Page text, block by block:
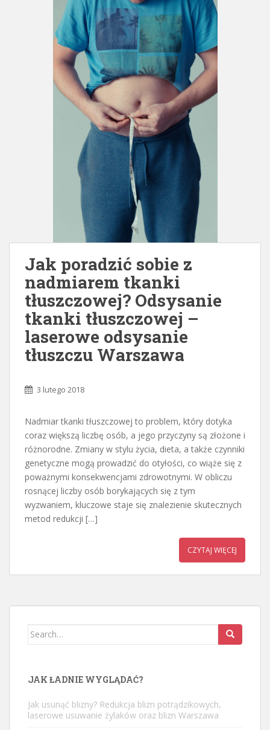
Jak poradzić sobie z
nadmiarem tkanki
tłuszczowej? Odsysanie
tkanki tłuszczowej –
laserowe odsysanie
tłuszczu Warszawa
3 lutego 2018
Nadmiar tkanki tłuszczowej to problem, który dotyka
coraz większą liczbę osób, a jego przyczyny są złożone i
różnorodne. Zmiany w stylu życia, dieta, a także czynniki
genetyczne mogą prowadzić do otyłości, co wiąże się z
poważnymi konsekwencjami zdrowotnymi. W obliczu
rosnącej liczby osób borykających się z tym
wyzwaniem, kluczowe staje się znalezienie skutecznych
metod redukcji […]
CZYTAJ WIĘCEJ
Search
JAK ŁADNIE WYGLĄDAĆ?
Jak usunąć blizny? Redukcja blizn potrądzikowych,
laserowe usuwanie żylaków oraz blizn Warszawa